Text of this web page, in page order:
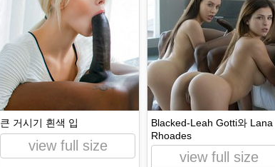
큰 거시기 흰색 입
view full size
Blacked-Leah Gotti와 Lana
Rhoades
view full size